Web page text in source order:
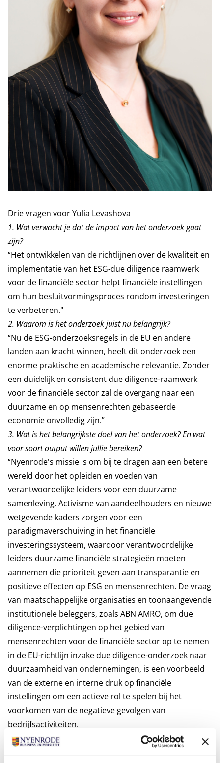
Drie vragen voor Yulia Levashova
1. Wat verwacht je dat de impact van het onderzoek gaat
zijn?
“Het ontwikkelen van de richtlijnen over de kwaliteit en
implementatie van het ESG-due diligence raamwerk
voor de financiële sector helpt financiële instellingen
om hun besluitvormingsproces rondom investeringen
te verbeteren."
2. Waarom is het onderzoek juist nu belangrijk?
“Nu de ESG-onderzoeksregels in de EU en andere
landen aan kracht winnen, heeft dit onderzoek een
enorme praktische en academische relevantie. Zonder
een duidelijk en consistent due diligence-raamwerk
voor de financiële sector zal de overgang naar een
duurzame en op mensenrechten gebaseerde
economie onvolledig zijn.”
3. Wat is het belangrijkste doel van het onderzoek? En wat
voor soort output willen jullie bereiken?
“Nyenrode's missie is om bij te dragen aan een betere
wereld door het opleiden en voeden van
verantwoordelijke leiders voor een duurzame
samenleving. Activisme van aandeelhouders en nieuwe
wetgevende kaders zorgen voor een
paradigmaverschuiving in het financiële
investeringssysteem, waardoor verantwoordelijke
leiders duurzame financiële strategieën moeten
aannemen die prioriteit geven aan transparantie en
positieve effecten op ESG en mensenrechten. De vraag
van maatschappelijke organisaties en toonaangevende
institutionele beleggers, zoals ABN AMRO, om due
diligence-verplichtingen op het gebied van
mensenrechten voor de financiële sector op te nemen
in de EU-richtlijn inzake due diligence-onderzoek naar
duurzaamheid van ondernemingen, is een voorbeeld
van de externe en interne druk op financiële
instellingen om een actieve rol te spelen bij het
voorkomen van de negatieve gevolgen van
bedrijfsactiviteiten.
"Het gebrek aan kennis bij financiële instellingen over
de verschillende EU-regels zorgt voor onzekerheid